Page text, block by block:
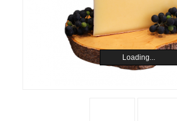
Loading...